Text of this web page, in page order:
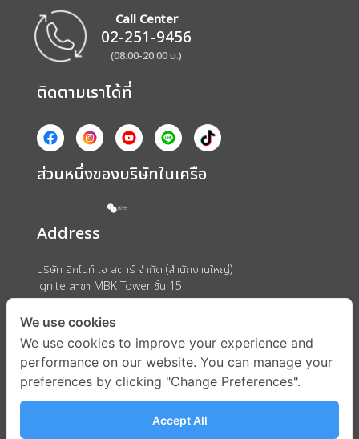
Call Center
02-251-9456
(08.00-20.00 น.)
ติดตามเราได้ที่
ส่วนหนึ่งของบริษัทในเครือ
Address
บริษัท อิกไนท์ เอ สตาร์ จำกัด (สำนักงานใหญ่)
ignite สาขา MBK Tower ชั้น 15
ถนนพญาไท แขวงวังใหม่ เขตปทุมวัน กรุงเทพมหานคร 10330
We use cookies
We use cookies to improve your experience and
performance on our website. You can manage your
preferences by clicking "Change Preferences".
Accept All